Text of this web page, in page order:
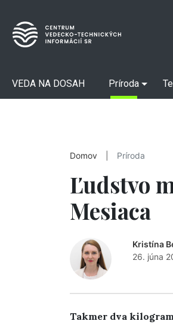
VEDA NA DOSAH Príroda
Domov Príroda
Ľudstvo
Mesiaca
Kristína
26. júna
Takmer dva